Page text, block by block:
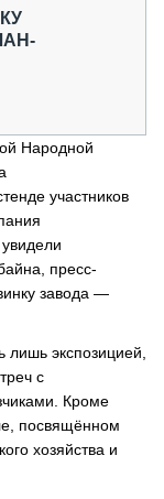
Народной
участников
пресс-
завода —
лишь экспозицией,
с
Кроме
посвящённом
хозяйства и